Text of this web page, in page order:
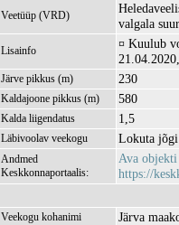
Veetüüp (VRD)
valgala
Lisainfo
¤ Kuulub
Järve pikkus (m) 230
Kaldajoone pikkus (m) 580
Kalda liigendatus 1,5
Läbivoolav veekogu Lokuta
Andmed
Keskkonnaportaalis:
Ava objekti
https://
Veekogu kohanimi Järva